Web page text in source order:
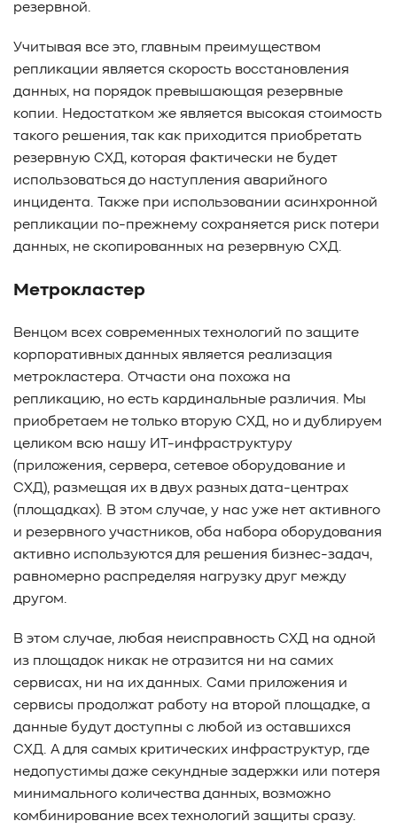
резервной.
Учитывая все это, главным преимуществом
репликации является скорость восстановления
данных, на порядок превышающая резервные
копии. Недостатком же является высокая стоимость
такого решения, так как приходится приобретать
резервную СХД, которая фактически не будет
использоваться до наступления аварийного
инцидента. Также при использовании асинхронной
репликации по-прежнему сохраняется риск потери
данных, не скопированных на резервную СХД.
Метрокластер
Венцом всех современных технологий по защите
корпоративных данных является реализация
метрокластера. Отчасти она похожа на
репликацию, но есть кардинальные различия. Мы
приобретаем не только вторую СХД, но и дублируем
целиком всю нашу ИТ-инфраструктуру
(приложения, сервера, сетевое оборудование и
СХД), размещая их в двух разных дата-центрах
(площадках). В этом случае, у нас уже нет активного
и резервного участников, оба набора оборудования
активно используются для решения бизнес-задач,
равномерно распределяя нагрузку друг между
другом.
В этом случае, любая неисправность СХД на одной
из площадок никак не отразится ни на самих
сервисах, ни на их данных. Сами приложения и
сервисы продолжат работу на второй площадке, а
данные будут доступны с любой из оставшихся
СХД. А для самых критических инфраструктур, где
недопустимы даже секундные задержки или потеря
минимального количества данных, возможно
комбинирование всех технологий защиты сразу.